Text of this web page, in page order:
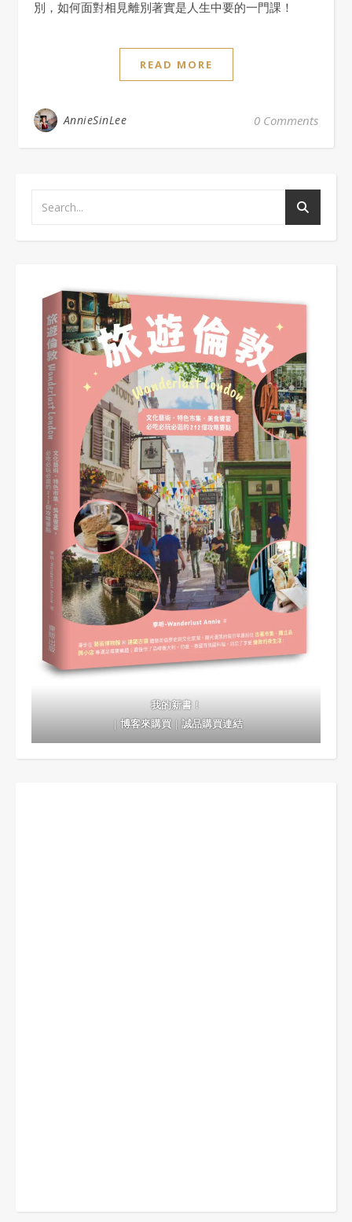
別，如何面對相見離別著實是人生中要的一門課！
READ MORE
AnnieSinLee 0 Comments
我的新書！
｜博客來購買｜誠品購買連結